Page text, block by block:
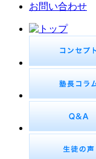
お問い合わせ